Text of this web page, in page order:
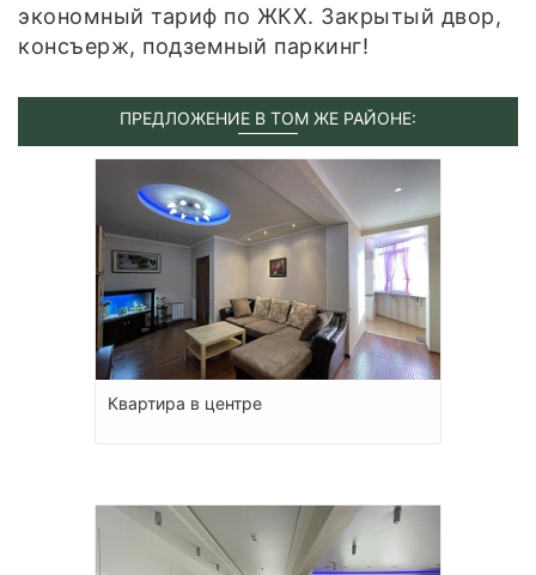
экономный тариф по ЖКХ. Закрытый двор,
консъерж, подземный паркинг!
ПРЕДЛОЖЕНИЕ В ТОМ ЖЕ РАЙОНЕ:
Квартира в центре